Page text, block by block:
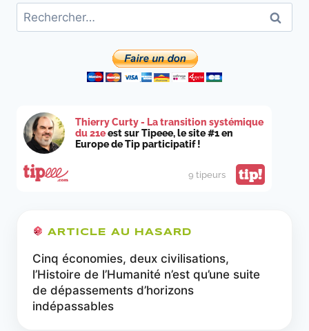
Rechercher :
Thierry Curty - La transition systémique
du 21eest sur Tipeee, le site #1 en
Europe de Tip participatif !
9 tipeurs tip!
ARTICLE AU HASARD
Cinq économies, deux civilisations,
l’Histoire de l’Humanité n’est qu’une suite
de dépassements d’horizons
indépassables